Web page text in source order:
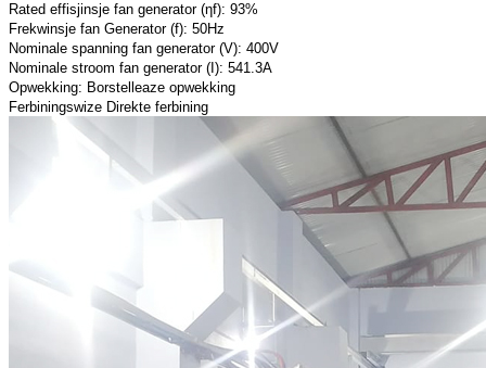
Rated effisjinsje fan generator (ηf): 93%
Frekwinsje fan Generator (f): 50Hz
Nominale spanning fan generator (V): 400V
Nominale stroom fan generator (I): 541.3A
Opwekking: Borstelleaze opwekking
Ferbiningswize Direkte ferbining